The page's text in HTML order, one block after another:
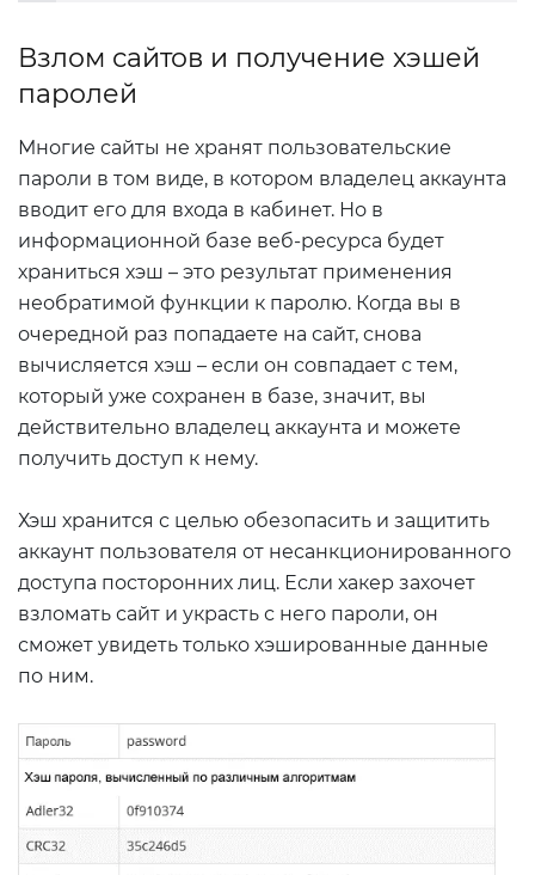
Взлом сайтов и получение хэшей
паролей
Многие сайты не хранят пользовательские
пароли в том виде, в котором владелец аккаунта
вводит его для входа в кабинет. Но в
информационной базе веб-ресурса будет
храниться хэш – это результат применения
необратимой функции к паролю. Когда вы в
очередной раз попадаете на сайт, снова
вычисляется хэш – если он совпадает с тем,
который уже сохранен в базе, значит, вы
действительно владелец аккаунта и можете
получить доступ к нему.
Хэш хранится с целью обезопасить и защитить
аккаунт пользователя от несанкционированного
доступа посторонних лиц. Если хакер захочет
взломать сайт и украсть с него пароли, он
сможет увидеть только хэшированные данные
по ним.